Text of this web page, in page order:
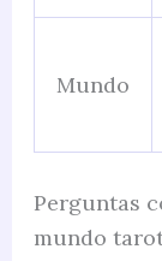
Mundo
Perguntas
mundo